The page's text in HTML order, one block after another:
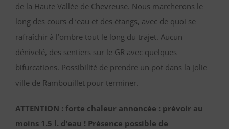
de la Haute Vallée de Chevreuse. Nous marcherons le
long des cours d ‘eau et des étangs, avec de quoi se
rafraîchir à l’ombre tout le long du trajet. Aucun
dénivelé, des sentiers sur le GR avec quelques
bifurcations. Possibilité de prendre un pot dans la jolie
ville de Rambouillet pour terminer.
ATTENTION : forte chaleur annoncée : prévoir au
moins 1.5 l. d’eau ! Présence possible de